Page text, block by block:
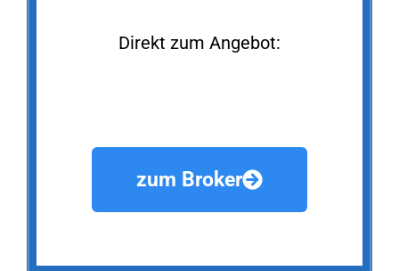
Direkt zum Angebot:
zum Broker